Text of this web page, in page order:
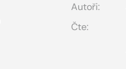
Autoři:
Čte: